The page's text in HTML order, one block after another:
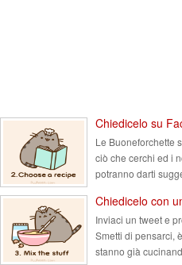
Chiedicelo su
Le Buoneforchette
ciò che cerchi ed i
potranno darti
Chiedicelo con
Inviaci un tweet e
Smetti di pensarci,
stanno già